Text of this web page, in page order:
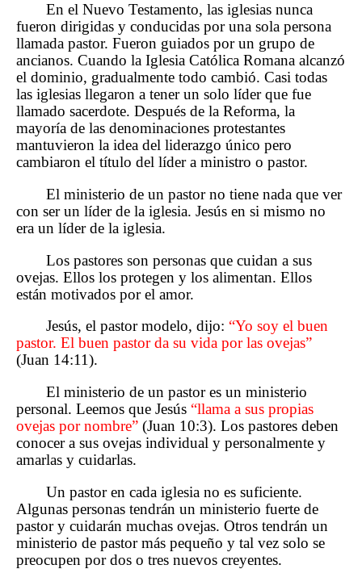
En el Nuevo Testamento, las iglesias nunca
fueron dirigidas y conducidas por una sola persona
llamada pastor. Fueron guiados por un grupo de
ancianos. Cuando la Iglesia Católica Romana alcanzó
el dominio, gradualmente todo cambió. Casi todas
las iglesias llegaron a tener un solo líder que fue
llamado sacerdote. Después de la Reforma, la
mayoría de las denominaciones protestantes
mantuvieron la idea del liderazgo único pero
cambiaron el título del líder a ministro o pastor.
El ministerio de un pastor no tiene nada que ver
con ser un líder de la iglesia. Jesús en si mismo no
era un líder de la iglesia.
Los pastores son personas que cuidan a sus
ovejas. Ellos los protegen y los alimentan. Ellos
están motivados por el amor.
Jesús, el pastor modelo, dijo: “Yo soy el buen
pastor. El buen pastor da su vida por las ovejas”
(Juan 14:11).
El ministerio de un pastor es un ministerio
personal. Leemos que Jesús “llama a sus propias
ovejas por nombre” (Juan 10:3). Los pastores deben
conocer a sus ovejas individual y personalmente y
amarlas y cuidarlas.
Un pastor en cada iglesia no es suficiente.
Algunas personas tendrán un ministerio fuerte de
pastor y cuidarán muchas ovejas. Otros tendrán un
ministerio de pastor más pequeño y tal vez solo se
preocupen por dos o tres nuevos creyentes.